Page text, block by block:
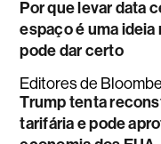
Por que levar data
espaço é uma ideia
pode dar certo
Editores de
Trump tenta
tarifária e pode